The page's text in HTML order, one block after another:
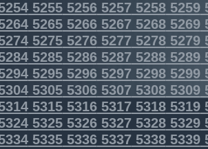
525552565257 52585259
526552665267 52685269
527552765277 52785279
528552865287 52885289
529552965297 52985299
530553065307 53085309
53155316531753185319
53255326532753285329
53355336533753385339